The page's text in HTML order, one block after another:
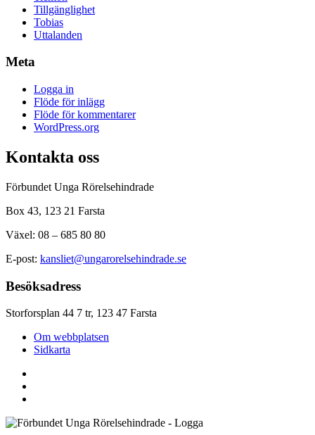
Tillgänglighet
Tobias
Uttalanden
Meta
Logga in
Flöde för inlägg
Flöde för kommentarer
WordPress.org
Kontakta oss
Förbundet Unga Rörelsehindrade
Box 43, 123 21 Farsta
Växel: 08 – 685 80 80
E-post: kansliet@ungarorelsehindrade.se
Besöksadress
Storforsplan 44 7 tr, 123 47 Farsta
Om webbplatsen
Sidkarta